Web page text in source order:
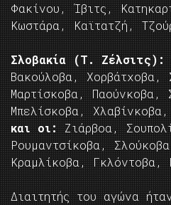
Φακίνου, Ίβιτς,
Κωστάρα, Καϊτατζή,
Σλοβακία (Τ. Ζέλσιτς):
Βακούλοβα, Χορβάτχοβα,
Μαρτίσκοβα, Παούνκοβα,
Μπελίσκοβα,
και οι:
Ζιάρβοα,
Ρουμαντσίκοβα,
Κραμλίκοβα, Γκλόντοβα,
Διαιτητής του αγώνα